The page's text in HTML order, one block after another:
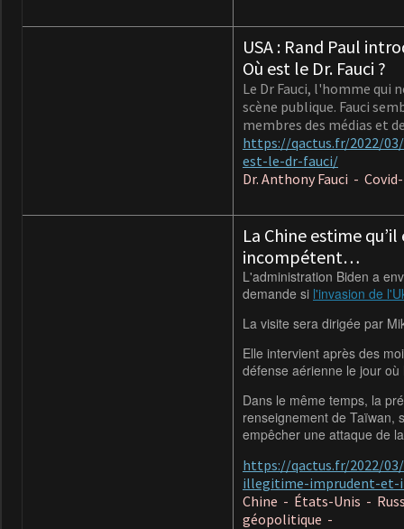
USA : Rand Paul
Où est le Dr. Fauci ?
Le Dr Fauci, l'homme qui
scène publique. Fauci
membres des médias et
https://qactus.fr/2022/
est-le-dr-fauci/
Dr. Anthony Fauci -
La Chine estime
incompétent…
L'administration Biden a
demande si l'invasion de
La visite sera dirigée par
Elle intervient après des
défense aérienne le jour
Dans le même temps, la
renseignement de Taïwan,
empêcher une attaque de
https://qactus.fr/2022/
illegitime-imprudent-
Chine - États-Unis -
géopolitique -